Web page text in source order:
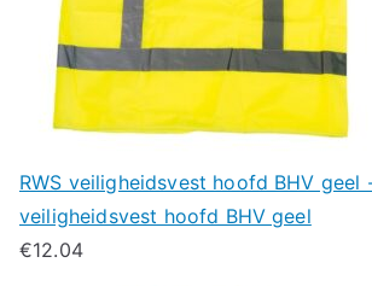
RWS veiligheidsvest hoofd BHV geel
veiligheidsvest hoofd BHV geel
€12.04